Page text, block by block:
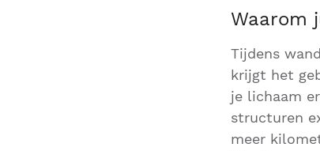
Waarom
Tijdens
krijgt het
je lichaam
structuren
meer